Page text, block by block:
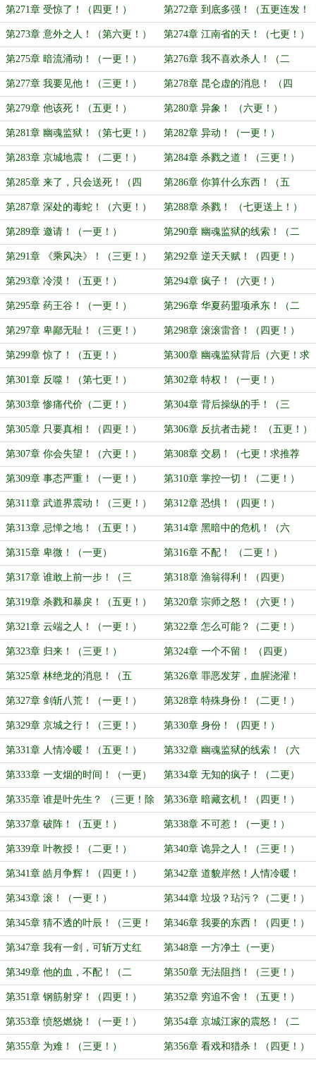
第271章 受惊了！（四更！） 第272章 到底多强！（五更连发！
求推荐票！）
第273章 意外之人！（第六更！） 第274章 江南省的天！（七更！）
第275章 暗流涌动！（一更！） 第276章 我不喜欢杀人！（二
更！）
第277章 我要见他！（三更！） 第278章 昆仑虚的消息！ （四
更！）
第279章 他该死！（五更！） 第280章 异象！ （六更！）
第281章 幽魂监狱！（第七更！） 第282章 异动！（一更！）
第283章 京城地震！（二更！） 第284章 杀戮之道！（三更！）
第285章 来了，只会送死！（四
更！）
第286章 你算什么东西！（五
更！）
第287章 深处的毒蛇！（六更！） 第288章 杀戮！ （七更送上！）
第289章 邀请！（一更！） 第290章 幽魂监狱的线索！（二
更！）
第291章 《乘风决》！（三更！） 第292章 逆天天赋！（四更！）
第293章 冷漠！（五更！） 第294章 疯子！（六更！）
第295章 药王谷！（一更！） 第296章 华夏药盟项承东！（二
更！）
第297章 卑鄙无耻！（三更！） 第298章 滚滚雷音！（四更！）
第299章 惊了！（五更！） 第300章 幽魂监狱背后（六更！求
推荐票！）
第301章 反噬！（第七更！） 第302章 特权！（一更！）
第303章 惨痛代价（二更！） 第304章 背后操纵的手！（三
更！）
第305章 只要真相！（四更！） 第306章 反抗者击毙！ （五更！）
第307章 你会失望！（六更！） 第308章 交易！（七更！求推荐
票！）
第309章 事态严重！（一更！） 第310章 掌控一切！（二更！）
第311章 武道界震动！（三更！） 第312章 恐惧！（四更！）
第313章 忌惮之地！（五更！） 第314章 黑暗中的危机！（六
更！）
第315章 卑微！（一更） 第316章 不配！ （二更！）
第317章 谁敢上前一步！（三
更！）
第318章 渔翁得利！（四更）
第319章 杀戮和暴戾！（五更！） 第320章 宗师之怒！（六更！）
第321章 云端之人！（一更！） 第322章 怎么可能？（二更！）
第323章 归来！（三更！） 第324章 一个不留！ （四更）
第325章 林绝龙的消息！（五
更！）
第326章 罪恶发芽，血腥浇灌！
（六更！求推荐票！）
第327章 剑斩八荒！（一更！） 第328章 特殊身份！（二更！）
第329章 京城之行！（三更！） 第330章 身份！（四更！）
第331章 人情冷暖！（五更！） 第332章 幽魂监狱的线索！（六
更！）
第333章 一支烟的时间！（一更） 第334章 无知的疯子！（二更）
第335章 谁是叶先生？ （三更！除
夕夜快乐）
第336章 暗藏玄机！（四更！）
第337章 破阵！（五更！） 第338章 不可惹！（一更！）
第339章 叶教授！（二更！） 第340章 诡异之人！（三更！）
第341章 皓月争辉！（四更！） 第342章 道貌岸然！人情冷暖！
（五更！）
第343章 滚！（一更！） 第344章 垃圾？玷污？（二更！）
第345章 猜不透的叶辰！（三更！
求推荐票~）
第346章 我要的东西！（四更！）
第347章 我有一剑，可斩万丈红
尘！ （五更）
第348章 一方净土（一更）
第349章 他的血，不配！（二
更！）
第350章 无法阻挡！（三更！）
第351章 钢筋射穿！（四更！） 第352章 穷追不舍！（五更！）
第353章 愤怒燃烧！（一更！） 第354章 京城江家的震怒！（二
更！）
第355章 为难！（三更！） 第356章 看戏和猎杀！（四更！）